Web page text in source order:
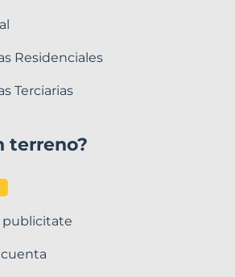
Residenciales
Terciarias
terreno?
publicitate